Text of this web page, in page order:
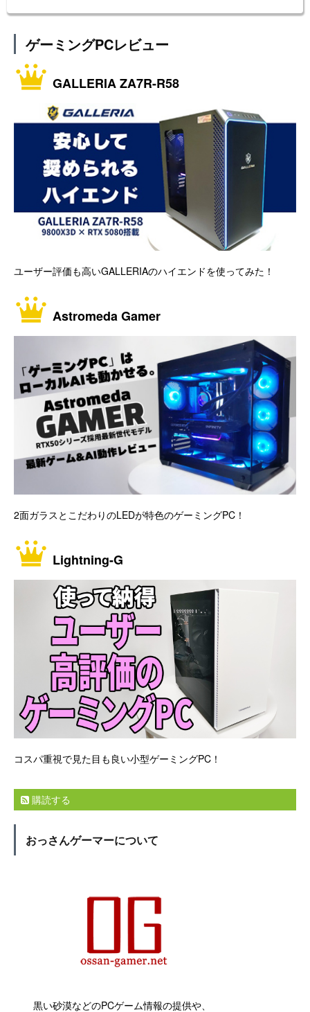
ゲーミングPCレビュー
GALLERIA ZA7R-R58
ユーザー評価も高いGALLERIAのハイエンドを使ってみた！
Astromeda Gamer
2面ガラスとこだわりのLEDが特色のゲーミングPC！
Lightning-G
コスパ重視で見た目も良い小型ゲーミングPC！
購読する
おっさんゲーマーについて
黒い砂漠などのPCゲーム情報の提供や、